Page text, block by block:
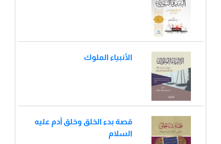
الأنبياء الملوك
قصة بدء الخلق وخلق آدم عليه
السلام